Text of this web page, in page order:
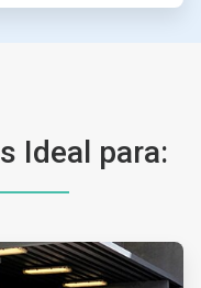
Ideal para: